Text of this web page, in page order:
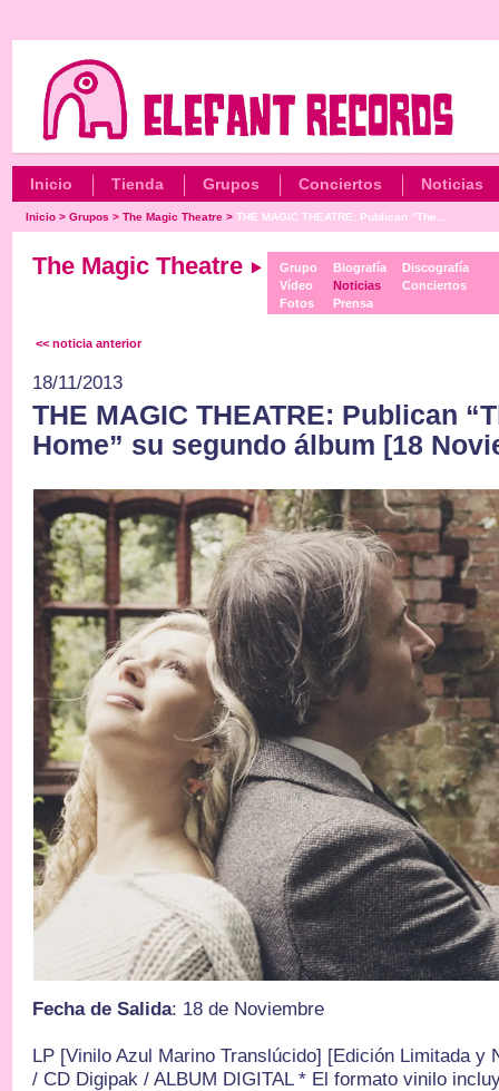
Inicio Tienda Grupos Conciertos Noticias
Inicio >Grupos >The Magic Theatre >THE MAGIC THEATRE: Publican “The...
The Magic Theatre
Grupo
Vídeo
Fotos
Biografía
Noticias
Prensa
Discografía
Conciertos
<< noticia anterior
18/11/2013
THE MAGIC THEATRE: Publican
Home” su segundo álbum [18
Fecha de Salida: 18 de Noviembre
LP [Vinilo Azul Marino Translúcido] [Edición Limitada y
/ CD Digipak / ALBUM DIGITAL * El formato vinilo